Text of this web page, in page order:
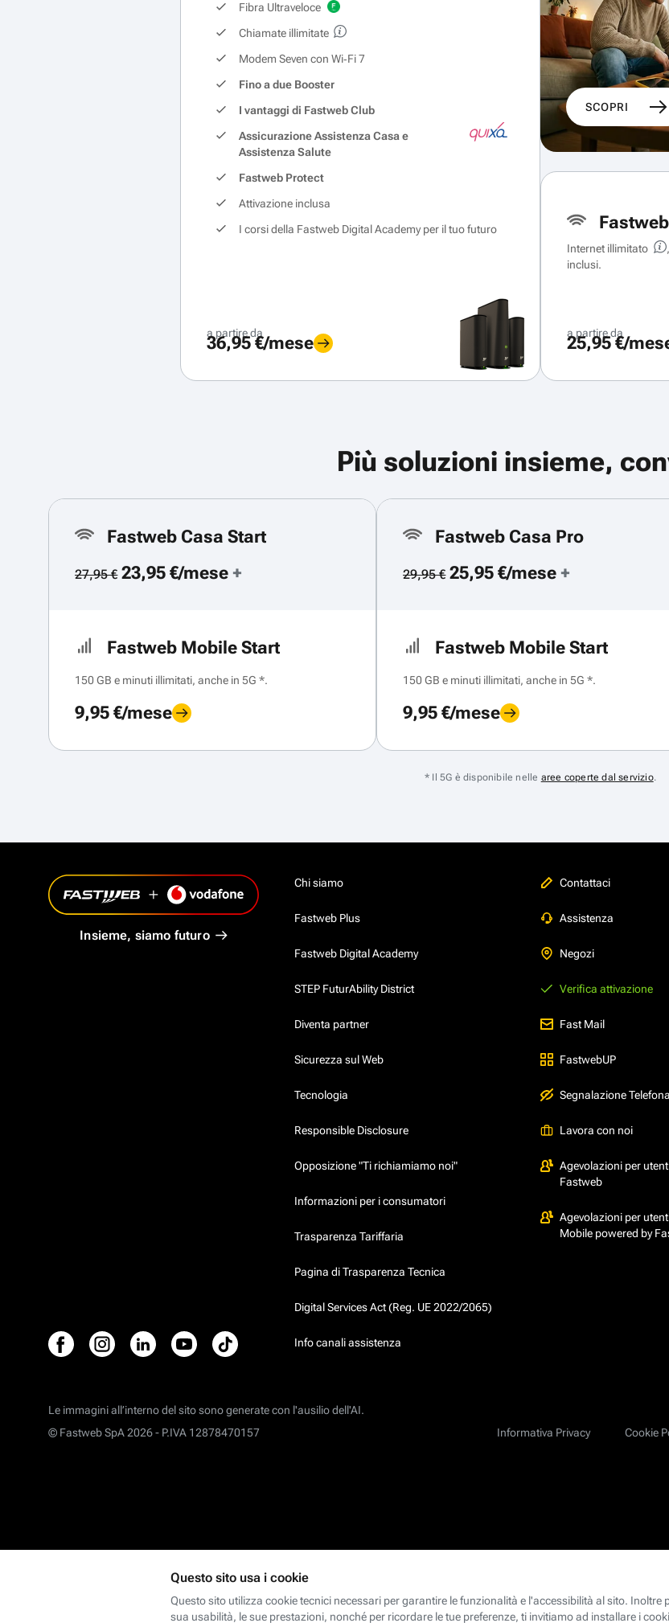
Fibra Ultraveloce
Chiamate illimitate
Modem Seven con Wi‑Fi 7
Fino a due Booster
I vantaggi di Fastweb Club
Assicurazione Assistenza Casa e
Assistenza Salute
Fastweb Protect
Attivazione inclusa
I corsi della Fastweb Digital Academy per il tuo futuro
a partire da
36,95 €/mese
SCOPRI
Internet illimitato
inclusi.
a partire da
25,95 €/
Più soluzioni insieme,
Fastweb Casa Start
27,95 €23,95 €/mese +
Fastweb Mobile Start
150 GB e minuti illimitati, anche in 5G *.
9,95 €/mese
Fastweb Casa Pro
29,95 €25,95 €/mese +
Fastweb Mobile Start
150 GB e minuti illimitati, anche in 5G *.
9,95 €/mese
* Il 5G è disponibile nelle aree coperte dal servizio.
Insieme, siamo futuro
Chi siamo
Fastweb Plus
Fastweb Digital Academy
STEP FuturAbility District
Diventa partner
Sicurezza sul Web
Tecnologia
Responsible Disclosure
Opposizione "Ti richiamiamo noi"
Informazioni per i consumatori
Trasparenza Tariffaria
Pagina di Trasparenza Tecnica
Digital Services Act (Reg. UE 2022/2065)
Info canali assistenza
Contattaci
Assistenza
Negozi
Verifica attivazione
Fast Mail
FastwebUP
Segnalazione
Lavora con noi
Agevolazioni per
Fastweb
Agevolazioni per
Mobile powered by
Le immagini all’interno del sito sono generate con l'ausilio dell'AI.
Informativa Privacy
Cookie
© Fastweb SpA 2026 - P.IVA 12878470157